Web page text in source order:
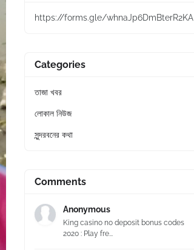
https://forms.gle/whnaJp6DmBterR2KA
Categories
তাজা খবর
লোকাল নিউজ
সুন্দরবনের কথা
Comments
Anonymous
King casino no deposit bonus codes
2020 : Play fre...